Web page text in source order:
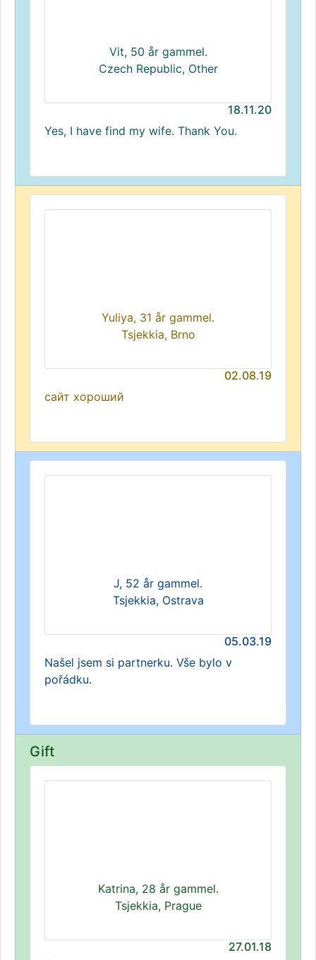
Vit, 50 år gammel.
Czech Republic, Other
18.11.20
Yes, I have find my wife. Thank You.
Yuliya, 31 år gammel.
Tsjekkia, Brno
02.08.19
сайт хороший
J, 52 år gammel.
Tsjekkia, Ostrava
05.03.19
Našel jsem si partnerku. Vše bylo v
pořádku.
Gift
Katrina, 28 år gammel.
Tsjekkia, Prague
27.01.18